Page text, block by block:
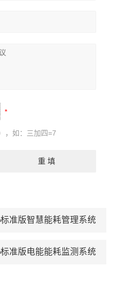
，如：三加四=7
准版智慧能耗管理系统
准版电能能耗监测系统